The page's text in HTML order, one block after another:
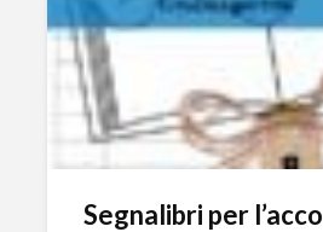
Segnalibri per